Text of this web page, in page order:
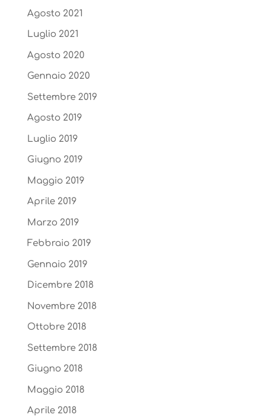
Agosto 2021
Luglio 2021
Agosto 2020
Gennaio 2020
Settembre 2019
Agosto 2019
Luglio 2019
Giugno 2019
Maggio 2019
Aprile 2019
Marzo 2019
Febbraio 2019
Gennaio 2019
Dicembre 2018
Novembre 2018
Ottobre 2018
Settembre 2018
Giugno 2018
Maggio 2018
Aprile 2018